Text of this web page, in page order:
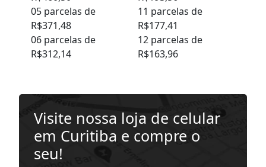
05 parcelas de
R$371,48
06 parcelas de
R$312,14
11 parcelas de
R$177,41
12 parcelas de
R$163,96
Visite nossa loja de celular
em Curitiba e compre o
seu!